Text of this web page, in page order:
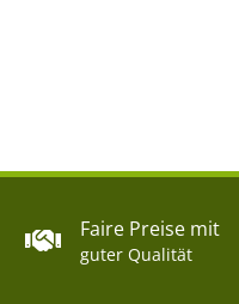
Faire Preise mit
guter Qualität